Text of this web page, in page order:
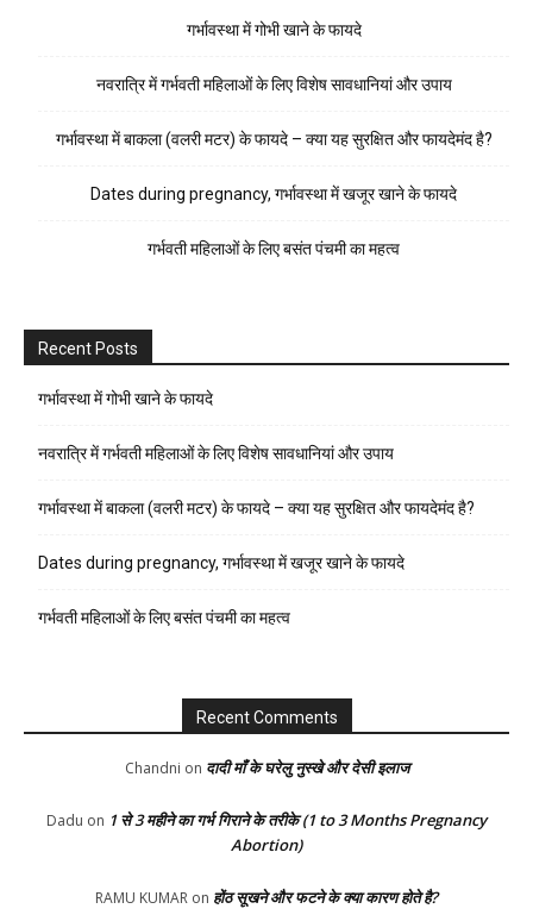
गर्भावस्था में गोभी खाने के फायदे
नवरात्रि में गर्भवती महिलाओं के लिए विशेष सावधानियां और उपाय
गर्भावस्था में बाकला (वलरी मटर) के फायदे – क्या यह सुरक्षित और फायदेमंद है?
Dates during pregnancy, गर्भावस्था में खजूर खाने के फायदे
गर्भवती महिलाओं के लिए बसंत पंचमी का महत्व
Recent Posts
गर्भावस्था में गोभी खाने के फायदे
नवरात्रि में गर्भवती महिलाओं के लिए विशेष सावधानियां और उपाय
गर्भावस्था में बाकला (वलरी मटर) के फायदे – क्या यह सुरक्षित और फायदेमंद है?
Dates during pregnancy, गर्भावस्था में खजूर खाने के फायदे
गर्भवती महिलाओं के लिए बसंत पंचमी का महत्व
Recent Comments
Chandni on दादी माँ के घरेलु नुस्खे और देसी इलाज
Dadu on 1 से 3 महीने का गर्भ गिराने के तरीके (1 to 3 Months Pregnancy
Abortion)
RAMU KUMAR on होंठ सूखने और फटने के क्या कारण होते है?